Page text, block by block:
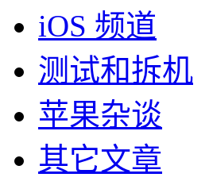
iOS 频道
测试和拆机
苹果杂谈
其它文章